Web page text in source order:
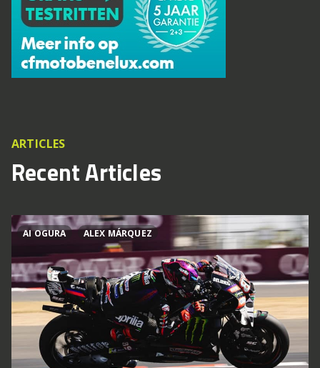
ARTICLES
Recent Articles
AI OGURA ALEX MÁRQUEZ